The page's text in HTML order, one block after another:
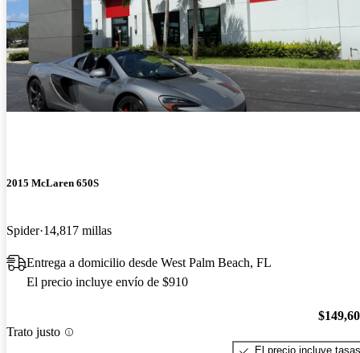
2015 McLaren 650S
Spider 14,817 millas
Entrega a domicilio desde West Palm Beach, FL
El precio incluye envío de $910
Trato justo
El precio incluye tasas